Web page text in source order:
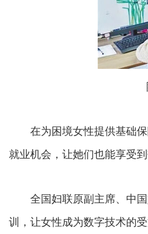
在为困境女性提供基础保
就业机会，让她们也能享受
全国妇联原副主席、中国
训，让女性成为数字技术的